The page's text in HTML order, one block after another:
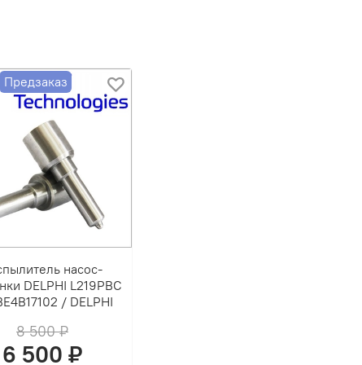
Предзаказ
насос-
DELPHI L219PBC
/ DELPHI
8 500 ₽
6 500 ₽